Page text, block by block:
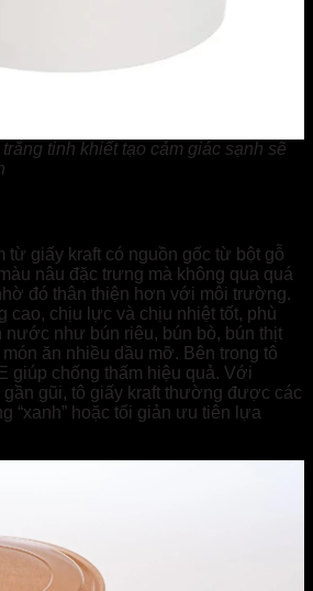
tinh khiết tạo cảm giác sạnh sẽ
giấy kraft có nguồn gốc từ bột gỗ
nâu đặc trưng mà không qua quá
đó thân thiện hơn với môi trường.
cao, chịu lực và chịu nhiệt tốt, phù
nước như bún riêu, bún bò, bún thịt
ăn nhiều dầu mỡ. Bên trong tô
giúp chống thấm hiệu quả. Với
gần gũi, tô giấy kraft thường được các
“xanh” hoặc tối giản ưu tiên lựa